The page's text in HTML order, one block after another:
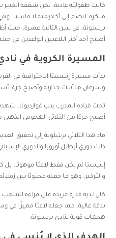
كانت طفولته عادية، لكن شغفه الكبير
مبكرة. انضم إلى أكاديمية لا ماسيا،
برشلونة، في سن الثانية عشرة، حيث
أصبح أحد أكثر اللاعبين الواعدين في
المسيرة الكروية في
وسرعان ما أثبت جدارته وأصبح جزءًا
تحت قيادة المدرب بيب غوارديولا،
أصبح جزءًا من الثلاثي الهجومي
قاد هذا الثلاثي برشلونة إلى تحقيق
ذلك دوري أبطال أوروبا والدوري
إنييستا لم يكن فقط لاعبًا موهوبًا، بل
والتركيز، وهو ما جعله محبوبًا بين
كان لديه قدرة فريدة على قراءة
بدقة عالية، مما جعله لاعبًا مميزًا
هجمات قوية لنادي برشلونة.